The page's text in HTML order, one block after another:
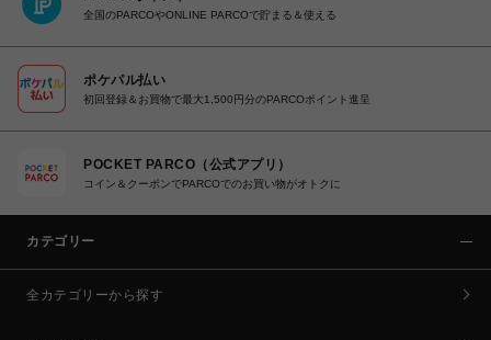
全国のPARCOやONLINE PARCOで貯まる＆使える
ポケパル払い
初回登録＆お買物で最大1,500円分のPARCOポイント進呈
POCKET PARCO（公式アプリ）
コイン＆クーポンでPARCOでのお買い物がオトクに
カテゴリー
全カテゴリーから探す